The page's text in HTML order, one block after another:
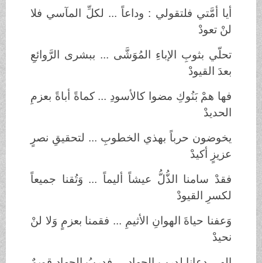
أيا أمَّتي فلتقولي : وداعاً ... لكلِّ المآسي فلا
لنْ تعودْ
تحلّي بثوبِ الإباءِ المُوَشَّى ... ببشرى الرَّوائعِ
بعدَ القيودْ
فها همْ بَنُوكِ مضوا كالأسودِ ... كماةً أباةً بعزمِ
الحديدْ
يخوضون حرباً بهذي الخطوبِ ... لتحقيقِ نصرٍ
عزيزٍ أكيدْ
فقدْ سامنا الذُّلُّ عيشاً أليماً ... وَتُقنا جميعاً
لكسرِ القيودْ
وَعفنا حياةَ الهوانِ الأثيمِ ... فقمنا بعزمٍ وَلا لنْ
نحيدْ